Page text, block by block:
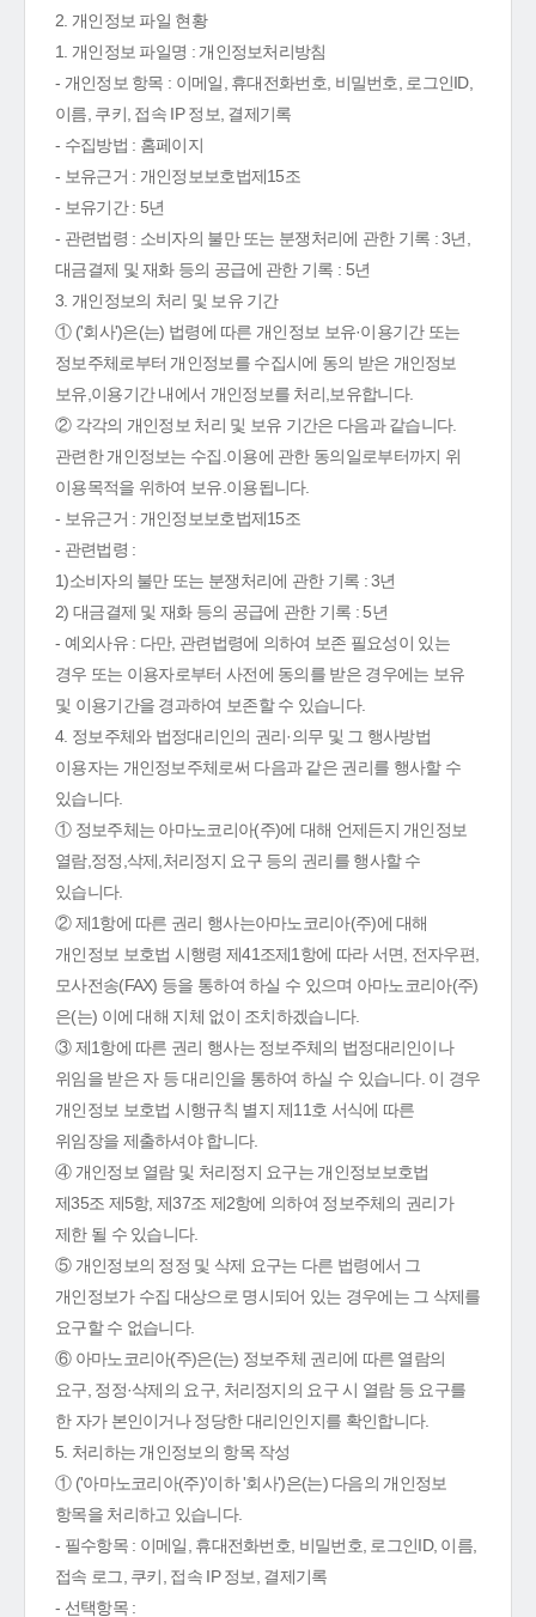
2. 개인정보 파일 현황
1. 개인정보 파일명 : 개인정보처리방침
- 개인정보 항목 : 이메일, 휴대전화번호, 비밀번호, 로그인ID,
이름, 쿠키, 접속 IP 정보, 결제기록
- 수집방법 : 홈페이지
- 보유근거 : 개인정보보호법제15조
- 보유기간 : 5년
- 관련법령 : 소비자의 불만 또는 분쟁처리에 관한 기록 : 3년,
대금결제 및 재화 등의 공급에 관한 기록 : 5년
3. 개인정보의 처리 및 보유 기간
① ('회사')은(는) 법령에 따른 개인정보 보유·이용기간 또는
정보주체로부터 개인정보를 수집시에 동의 받은 개인정보
보유,이용기간 내에서 개인정보를 처리,보유합니다.
② 각각의 개인정보 처리 및 보유 기간은 다음과 같습니다.
관련한 개인정보는 수집.이용에 관한 동의일로부터까지 위
이용목적을 위하여 보유.이용됩니다.
- 보유근거 : 개인정보보호법제15조
- 관련법령 :
1)소비자의 불만 또는 분쟁처리에 관한 기록 : 3년
2) 대금결제 및 재화 등의 공급에 관한 기록 : 5년
- 예외사유 : 다만, 관련법령에 의하여 보존 필요성이 있는
경우 또는 이용자로부터 사전에 동의를 받은 경우에는 보유
및 이용기간을 경과하여 보존할 수 있습니다.
4. 정보주체와 법정대리인의 권리·의무 및 그 행사방법
이용자는 개인정보주체로써 다음과 같은 권리를 행사할 수
있습니다.
① 정보주체는 아마노코리아(주)에 대해 언제든지 개인정보
열람,정정,삭제,처리정지 요구 등의 권리를 행사할 수
있습니다.
② 제1항에 따른 권리 행사는아마노코리아(주)에 대해
개인정보 보호법 시행령 제41조제1항에 따라 서면, 전자우편,
모사전송(FAX) 등을 통하여 하실 수 있으며 아마노코리아(주)
은(는) 이에 대해 지체 없이 조치하겠습니다.
③ 제1항에 따른 권리 행사는 정보주체의 법정대리인이나
위임을 받은 자 등 대리인을 통하여 하실 수 있습니다. 이 경우
개인정보 보호법 시행규칙 별지 제11호 서식에 따른
위임장을 제출하셔야 합니다.
④ 개인정보 열람 및 처리정지 요구는 개인정보보호법
제35조 제5항, 제37조 제2항에 의하여 정보주체의 권리가
제한 될 수 있습니다.
⑤ 개인정보의 정정 및 삭제 요구는 다른 법령에서 그
개인정보가 수집 대상으로 명시되어 있는 경우에는 그 삭제를
요구할 수 없습니다.
⑥ 아마노코리아(주)은(는) 정보주체 권리에 따른 열람의
요구, 정정·삭제의 요구, 처리정지의 요구 시 열람 등 요구를
한 자가 본인이거나 정당한 대리인인지를 확인합니다.
5. 처리하는 개인정보의 항목 작성
① ('아마노코리아(주)'이하 '회사')은(는) 다음의 개인정보
항목을 처리하고 있습니다.
- 필수항목 : 이메일, 휴대전화번호, 비밀번호, 로그인ID, 이름,
접속 로그, 쿠키, 접속 IP 정보, 결제기록
- 선택항목 :